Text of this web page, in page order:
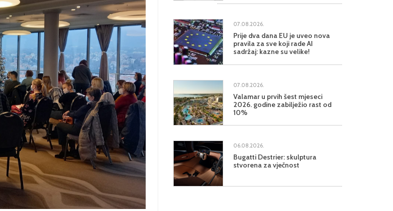
07.08.2026.
Prije dva dana EU je uveo nova
pravila za sve koji rade AI
sadržaj: kazne su velike!
07.08.2026.
Valamar u prvih šest mjeseci
2026. godine zabilježio rast od
10%
06.08.2026.
Bugatti Destrier: skulptura
stvorena za vječnost